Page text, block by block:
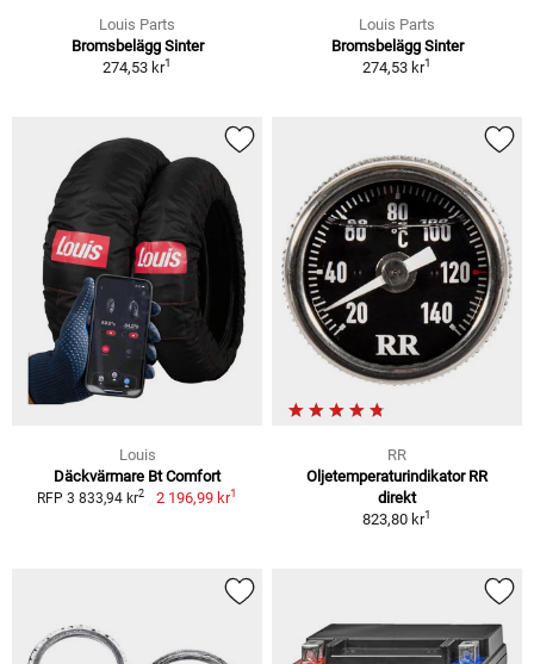
Louis Parts
Bromsbelägg Sinter
274,53 kr1
Louis Parts
Bromsbelägg Sinter
274,53 kr1
Louis
Däckvärmare Bt Comfort
RFP 3 833,94 kr2 2 196,99 kr1
RR
Oljetemperaturindikator RR
direkt
823,80 kr1